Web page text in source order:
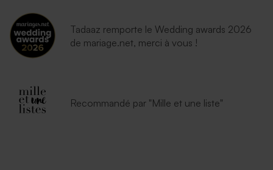
Enveloppe bleu nuit
Enveloppe naissance
émeraude
Tadaaz remporte le Wedding awards 2026
de mariage.net, merci à vous !
Recommandé par "Mille et une liste"